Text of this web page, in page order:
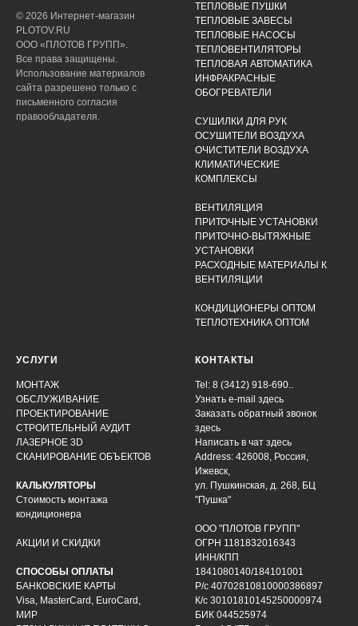
© 2026 Интернет-магазин
PLOTOV.RU
ООО «ПЛОТОВ ГРУПП».
Все права защищены.
Использование материалов
сайта разрешено только с
письменного согласия
правообладателя.
ТЕПЛОВЫЕ ПУШКИ
ТЕПЛОВЫЕ ЗАВЕСЫ
ТЕПЛОВЫЕ НАСОСЫ
ТЕПЛОВЕНТИЛЯТОРЫ
ТЕПЛОВАЯ АВТОМАТИКА
ИНФРАКРАСНЫЕ
ОБОГРЕВАТЕЛИ
СУШИЛКИ ДЛЯ РУК
ОСУШИТЕЛИ ВОЗДУХА
ОЧИСТИТЕЛИ ВОЗДУХА
КЛИМАТИЧЕСКИЕ
КОМПЛЕКСЫ
ВЕНТИЛЯЦИЯ
ПРИТОЧНЫЕ УСТАНОВКИ
ПРИТОЧНО-ВЫТЯЖНЫЕ
УСТАНОВКИ
РАСХОДНЫЕ МАТЕРИАЛЫ К
ВЕНТИЛЯЦИИ
КОНДИЦИОНЕРЫ ОПТОМ
ТЕПЛОТЕХНИКА ОПТОМ
УСЛУГИ
МОНТАЖ
ОБСЛУЖИВАНИЕ
ПРОЕКТИРОВАНИЕ
СТРОИТЕЛЬНЫЙ АУДИТ
ЛАЗЕРНОЕ 3D
СКАНИРОВАНИЕ ОБЪЕКТОВ
КАЛЬКУЛЯТОРЫ
Стоимость монтажа
кондиционера
АКЦИИ И СКИДКИ
СПОСОБЫ ОПЛАТЫ
БАНКОВСКИЕ КАРТЫ
Visa, MasterCard, EuroCard,
МИР
КОНТАКТЫ
Tel: 8 (3412) 918-690..
Узнать e-mail здесь
Заказать обратный звонок
здесь
Написать в чат здесь
Address: 426008, Россия,
Ижевск,
ул. Пушкинская, д. 268, БЦ
"Пушка"
ООО "ПЛОТОВ ГРУПП"
ОГРН 1181832016343
ИНН/КПП
1841080140/184101001
Р/с 40702810810000386897
К/с 30101810145250000974
БИК 044525974